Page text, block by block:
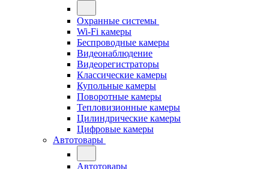
Охранные системы
Wi-Fi камеры
Беспроводные камеры
Видеонаблюдение
Видеорегистраторы
Классические камеры
Купольные камеры
Поворотные камеры
Тепловизионные камеры
Цилиндрические камеры
Цифровые камеры
Автотовары
Автотовары